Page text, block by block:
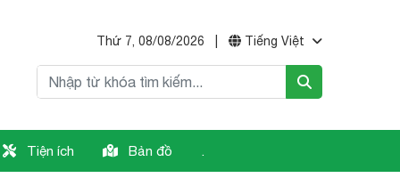
Thứ 7, 08/08/2026 Tiếng Việt
Tiện ích Bản đồ .